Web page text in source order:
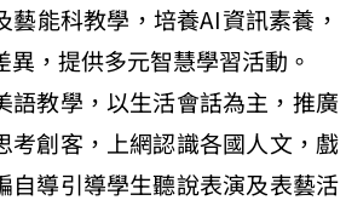
藝能科教學，培養AI資訊素養，
異，提供多元智慧學習活動。
語教學，以生活會話為主，推廣
考創客，上網認識各國人文，戲
自導引導學生聽說表演及表藝活